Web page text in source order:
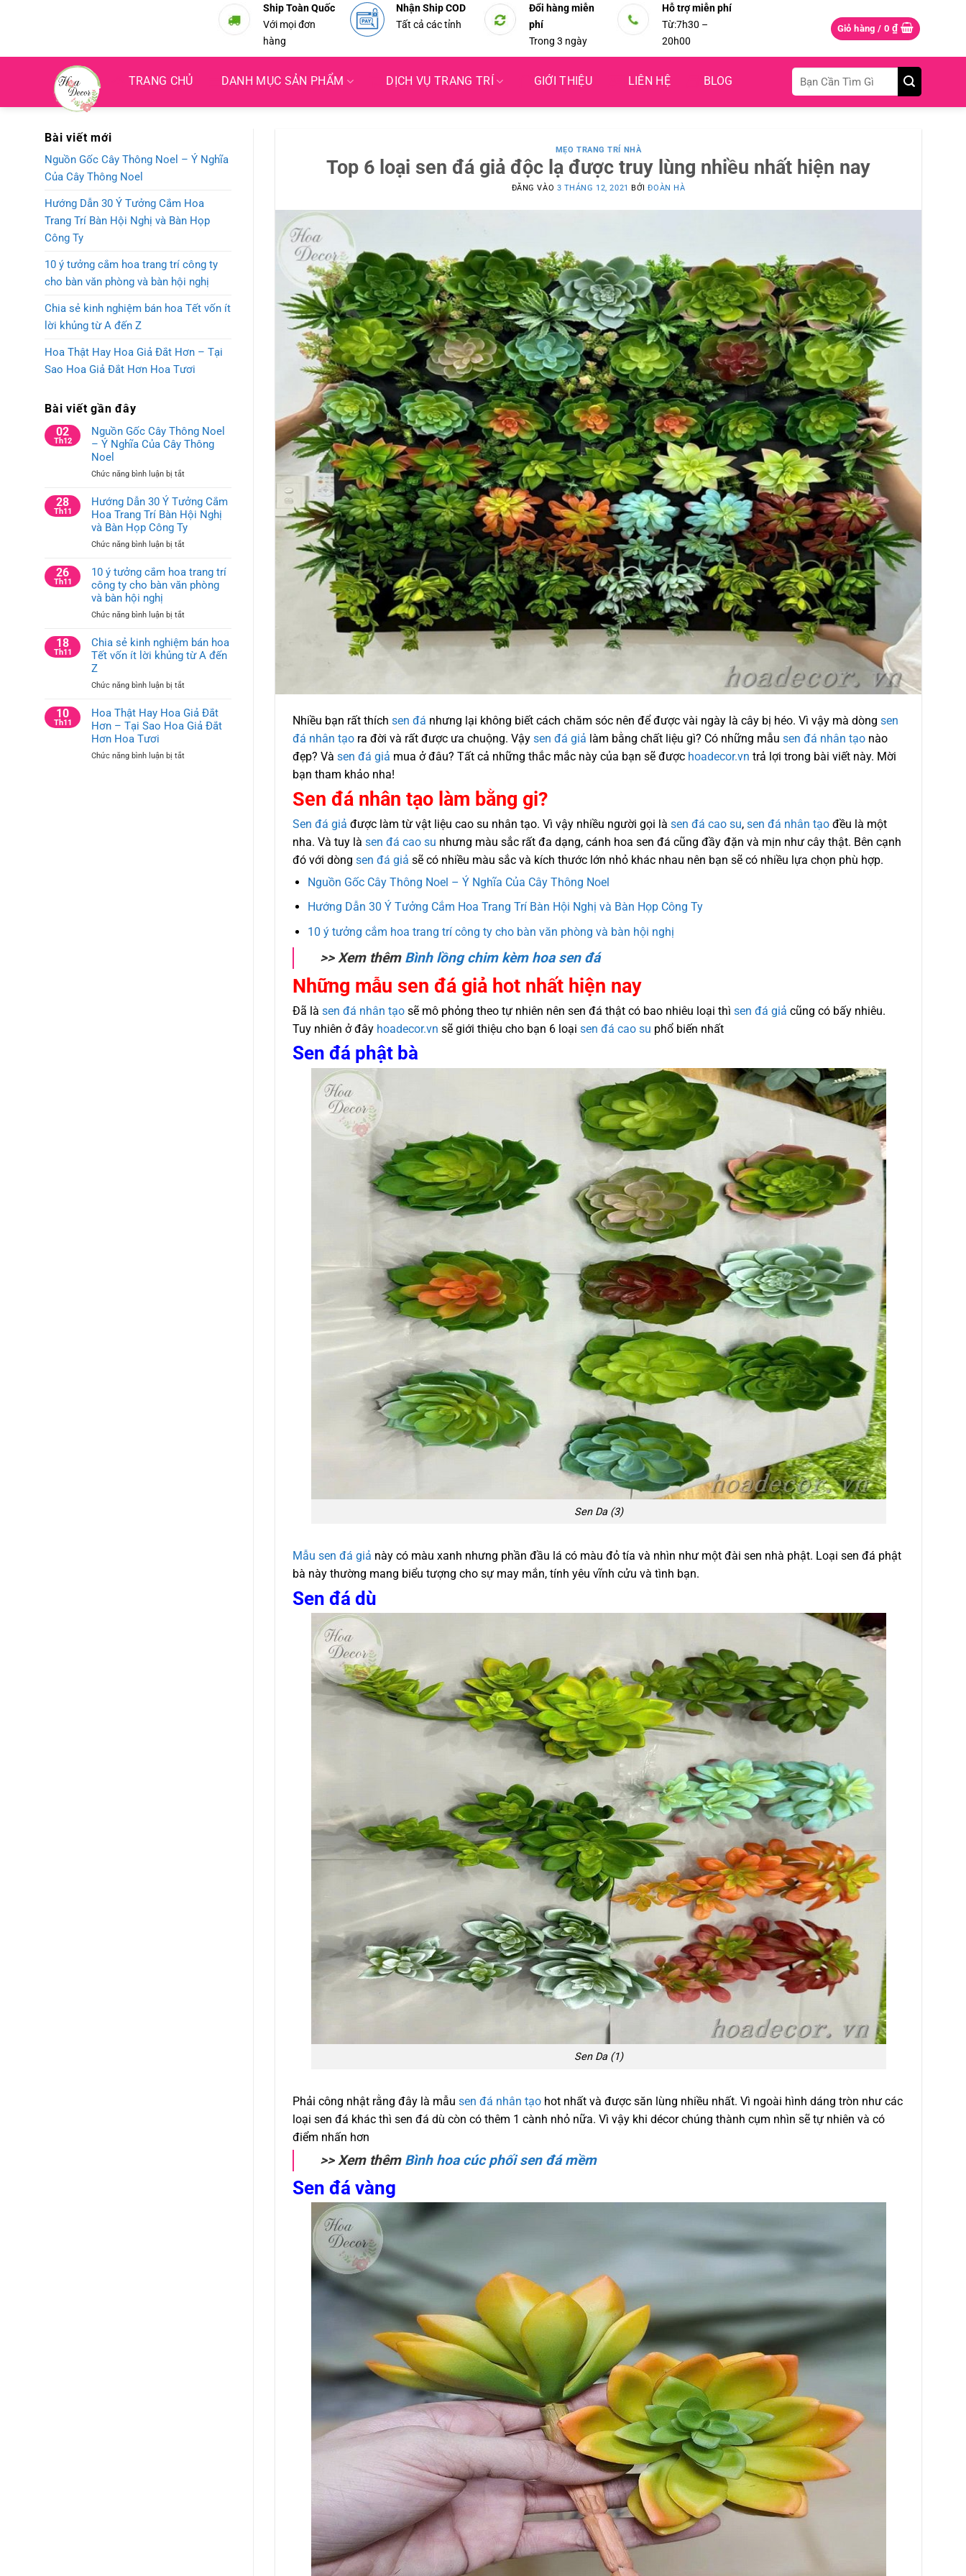
Ship Toàn Quốc
Với mọi đơn
hàng
Nhận Ship COD
Tất cả các tỉnh
Đổi hàng miễn
phí
Trong 3 ngày
Hỗ trợ miễn phí
Từ:7h30 –
20h00
Giỏ hàng / 0 ₫
TRANG CHỦ DANH MỤC SẢN PHẨM DỊCH VỤ TRANG TRÍ GIỚI THIỆU LIÊN HỆ BLOG
Tìm
kiếm:
Bài viết mới
Nguồn Gốc Cây Thông Noel – Ý Nghĩa
Của Cây Thông Noel
Hướng Dẫn 30 Ý Tưởng Cắm Hoa
Trang Trí Bàn Hội Nghị và Bàn Họp
Công Ty
10 ý tưởng cắm hoa trang trí công ty
cho bàn văn phòng và bàn hội nghị
Chia sẻ kinh nghiệm bán hoa Tết vốn ít
lời khủng từ A đến Z
Hoa Thật Hay Hoa Giả Đắt Hơn – Tại
Sao Hoa Giả Đắt Hơn Hoa Tươi
Bài viết gần đây
02
Th12
Nguồn Gốc Cây Thông Noel
– Ý Nghĩa Của Cây Thông
Noel
Chức năng bình luận bị tắtở
Gốc
Cây
Thông
Noel
–
Nghĩa
Của
Noel
28
Th11
Hướng Dẫn 30 Ý Tưởng Cắm
Hoa Trang Trí Bàn Hội Nghị
và Bàn Họp Công Ty
Chức năng bình luận bị tắtở
Dẫn
Cắm
Trang
Trí
Nghị
Bàn
Họp
26
Th11
10 ý tưởng cắm hoa trang trí
công ty cho bàn văn phòng
và bàn hội nghị
Chức năng bình luận bị tắtở
ý
tưởng
trang
công
ty
văn
18
Th11
Chia sẻ kinh nghiệm bán hoa
Tết vốn ít lời khủng từ A đến
Z
Chức năng bình luận bị tắtở
sẻ
kinh
hoa
10
Th11
Hoa Thật Hay Hoa Giả Đắt
Hơn – Tại Sao Hoa Giả Đắt
Hơn Hoa Tươi
Chức năng bình luận bị tắtở
MẸO TRANG TRÍ NHÀ
Top 6 loại sen đá giả độc lạ được truy lùng nhiều nhất hiện nay
ĐĂNG VÀO 3 THÁNG 12, 2021 BỞIĐOÀN HÀ
Nhiều bạn rất thích sen đá nhưng lại không biết cách chăm sóc nên để được vài ngày là cây bị héo. Vì vậy mà dòng sen
đá nhân tạo ra đời và rất được ưa chuộng. Vậy sen đá giả làm bằng chất liệu gì? Có những mẫu sen đá nhân tạo nào
đẹp? Và sen đá giả mua ở đâu? Tất cả những thắc mắc này của bạn sẽ được hoadecor.vn trả lợi trong bài viết này. Mời
bạn tham khảo nha!
Sen đá nhân tạo làm bằng gi?
Sen đá giả được làm từ vật liệu cao su nhân tạo. Vì vậy nhiều người gọi là sen đá cao su, sen đá nhân tạo đều là một
nha. Và tuy là sen đá cao su nhưng màu sắc rất đa dạng, cánh hoa sen đá cũng đầy đặn và mịn như cây thật. Bên cạnh
đó với dòng sen đá giả sẽ có nhiều màu sắc và kích thước lớn nhỏ khác nhau nên bạn sẽ có nhiều lựa chọn phù hợp.
Nguồn Gốc Cây Thông Noel – Ý Nghĩa Của Cây Thông Noel
Hướng Dẫn 30 Ý Tưởng Cắm Hoa Trang Trí Bàn Hội Nghị và Bàn Họp Công Ty
10 ý tưởng cắm hoa trang trí công ty cho bàn văn phòng và bàn hội nghị
>> Xem thêmBình lồng chim kèm hoa sen đá
Những mẫu sen đá giả hot nhất hiện nay
Đã là sen đá nhân tạo sẽ mô phỏng theo tự nhiên nên sen đá thật có bao nhiêu loại thì sen đá giả cũng có bấy nhiêu.
Tuy nhiên ở đây hoadecor.vn sẽ giới thiệu cho bạn 6 loại sen đá cao su phổ biến nhất
Sen đá phật bà
Sen Da (3)
Mẫu sen đá giả này có màu xanh nhưng phần đầu lá có màu đỏ tía và nhìn như một đài sen nhà phật. Loại sen đá phật
bà này thường mang biểu tượng cho sự may mắn, tính yêu vĩnh cửu và tình bạn.
Sen đá dù
Sen Da (1)
Phải công nhật rằng đây là mẫu sen đá nhân tạo hot nhất và được săn lùng nhiều nhất. Vì ngoài hình dáng tròn như các
loại sen đá khác thì sen đá dù còn có thêm 1 cành nhỏ nữa. Vì vậy khi décor chúng thành cụm nhìn sẽ tự nhiên và có
điểm nhấn hơn
>> Xem thêm Bình hoa cúc phối sen đá mềm
Sen đá vàng